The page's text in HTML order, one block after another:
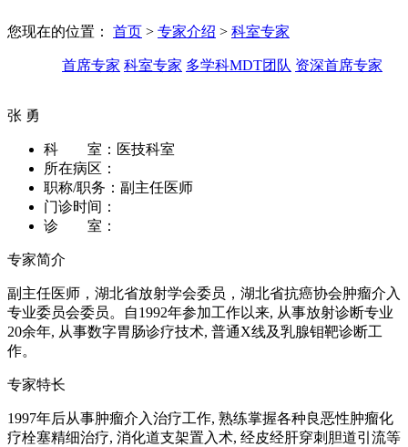
您现在的位置： 首页 > 专家介绍 > 科室专家
首席专家 科室专家 多学科MDT团队 资深首席专家
张 勇
科 室： 医技科室
所在病区：
职称/职务： 副主任医师
门诊时间：
诊 室：
专家简介
副主任医师，湖北省放射学会委员，湖北省抗癌协会肿瘤介入
专业委员会委员。自1992年参加工作以来, 从事放射诊断专业
20余年, 从事数字胃肠诊疗技术, 普通X线及乳腺钼靶诊断工
作。
专家特长
1997年后从事肿瘤介入治疗工作, 熟练掌握各种良恶性肿瘤化
疗栓塞精细治疗, 消化道支架置入术, 经皮经肝穿刺胆道引流等